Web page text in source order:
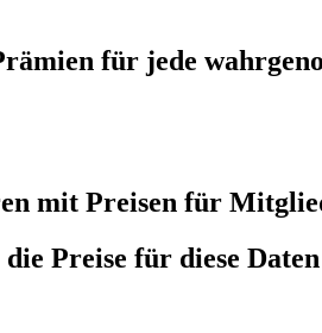
für jede
mit Preisen für
Preise für diese Daten